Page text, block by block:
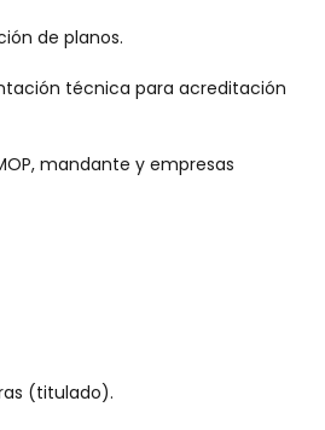
de planos.
técnica para acreditación
mandante y empresas
(titulado).